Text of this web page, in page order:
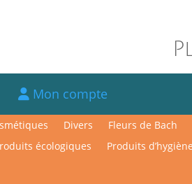
Mon compte
Divers Fleurs de Bach
écologiques Produits d’hygiène